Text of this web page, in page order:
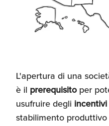
Apertura
negli Stati
e Licenze
L'apertura di una
è il prerequisitoper
usufruire degli
stabilimento